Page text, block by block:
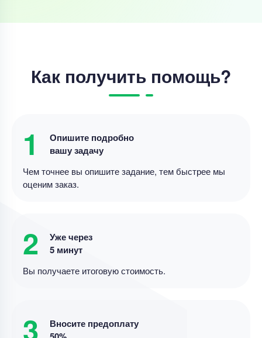
Как получить помощь?
1
Опишите подробно
вашу задачу
Чем точнее вы опишите задание, тем быстрее мы
оценим заказ.
2
Уже через
5 минут
Вы получаете итоговую стоимость.
3
Вносите предоплату